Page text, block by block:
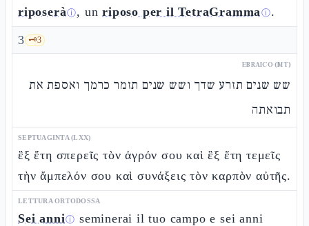
riposeràⓘ, unriposo per il TetraGrammaⓘ.
3 🗝️3
EBRAICO (MT)
שש שנים תזרע שדך ושש שנים תזמר כרמך ואספת את
תבואתה
SEPTUAGINTA (LXX)
ἓξ ἔτη σπερεῖς τὸν ἀγρόν σου καὶ ἓξ ἔτη τεμεῖς
τὴν ἄμπελόν σου καὶ συνάξεις τὸν καρπὸν αὐτῆς.
LETTURA ORTODOSSA
Sei anniⓘ seminerai il tuo campo e sei anni